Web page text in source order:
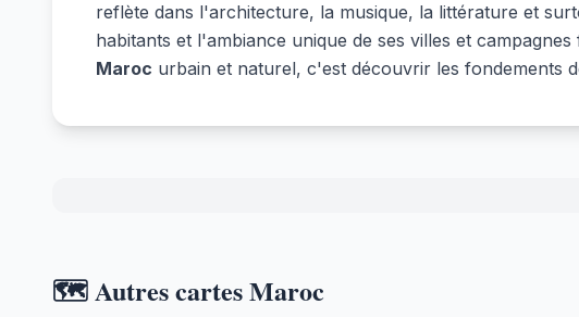
reflète dans l'architecture, la musique, la littérature et
habitants et l'ambiance unique de ses villes et
Maroc urbain et naturel, c'est découvrir les fondements
🗺️ Autres cartes Maroc